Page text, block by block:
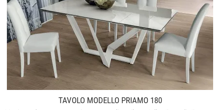
TAVOLO MODELLO PRIAMO 180